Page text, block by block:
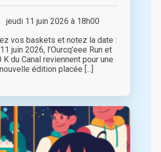
jeudi 11 juin 2026 à 18h00
vos baskets et notez la date :
juin 2026, l’Ourcq’eee Run et
K du Canal reviennent pour une
nouvelle édition placée [...]